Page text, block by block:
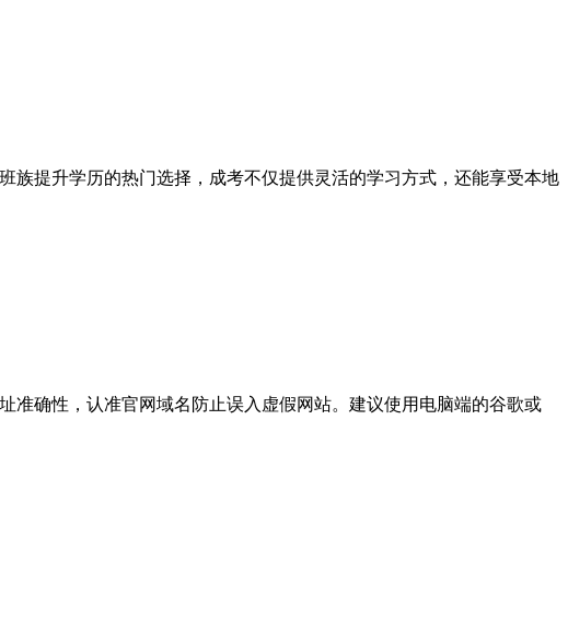
族提升学历的热门选择，成考不仅提供灵活的学习方式，还能享受本地
准确性，认准官网域名防止误入虚假网站。建议使用电脑端的谷歌或